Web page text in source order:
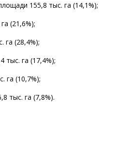
155,8 тыс. га (14,1%);
(21,6%);
(28,4%);
га (17,4%);
га (10,7%);
тыс. га (7,8%).